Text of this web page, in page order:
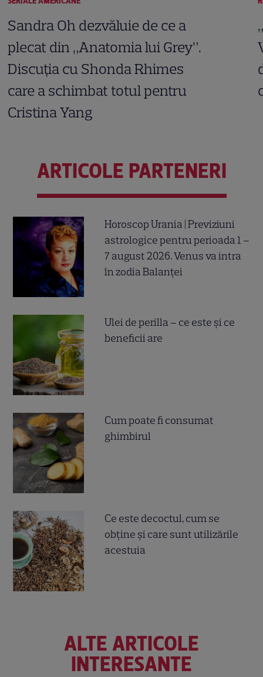
Sandra Oh dezvăluie de ce a
plecat din „Anatomia lui Grey”.
Discuția cu Shonda Rhimes
care a schimbat totul pentru
Cristina Yang
ARTICOLE PARTENERI
Horoscop Urania | Previziuni
astrologice pentru perioada 1 –
7 august 2026. Venus va intra
în zodia Balanței
Ulei de perilla – ce este și ce
beneficii are
Cum poate fi consumat
ghimbirul
Ce este decoctul, cum se
obţine şi care sunt utilizările
acestuia
ALTE ARTICOLE
INTERESANTE